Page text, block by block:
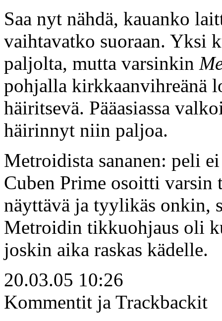
Saa nyt nähdä, kauanko
vaihtavatko suoraan. Yksi
paljolta, mutta varsinkin
pohjalla kirkkaanvihreänä
häiritsevä. Pääasiassa
häirinnyt niin paljoa.
Metroidista sananen: peli
Cuben Prime osoitti varsin
näyttävä ja tyylikäs onkin,
Metroidin tikkuohjaus oli
joskin aika raskas kädelle.
20.03.05 10:26
Kommentit ja Trackbackit